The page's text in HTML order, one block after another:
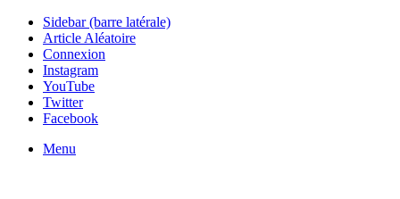
Sidebar (barre latérale)
Article Aléatoire
Connexion
Instagram
YouTube
Twitter
Facebook
Menu